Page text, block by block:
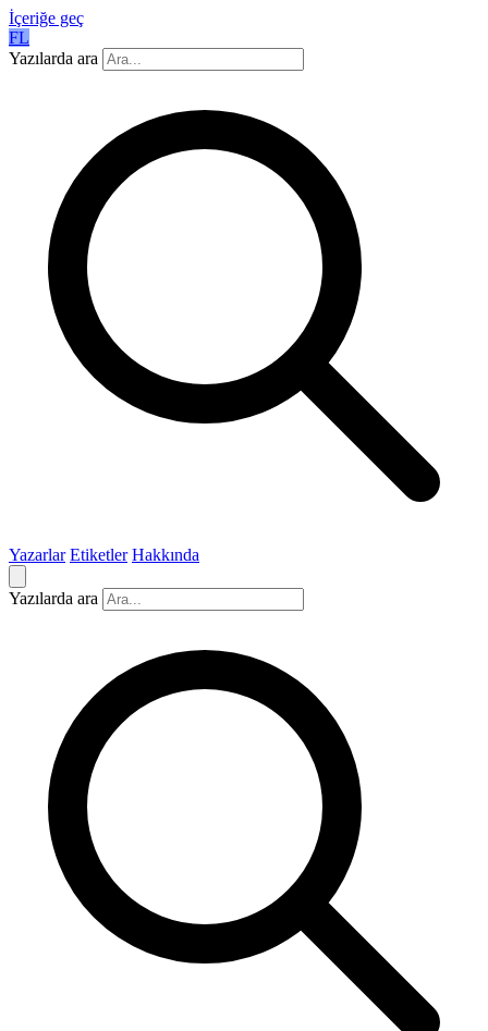
İçeriğe geç
FL
Yazılarda ara
Yazarlar Etiketler Hakkında
Yazılarda ara